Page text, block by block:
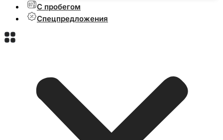
С пробегом
Спецпредложения